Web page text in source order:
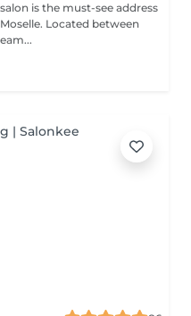
is the must-see address
Located between